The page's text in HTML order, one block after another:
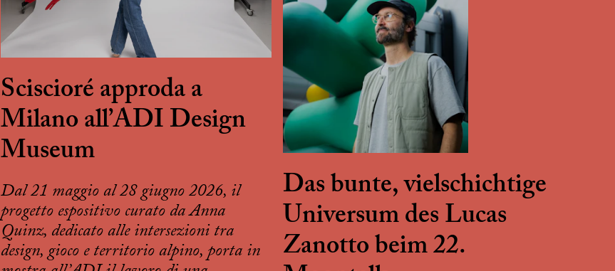
Sciscioré approda a
Milano all’ADI Design
Museum
Dal 21 maggio al 28 giugno 2026, il
progetto espositivo curato da Anna
Quinz, dedicato alle intersezioni tra
design, gioco e territorio alpino, porta in
Das bunte, vielschichtige
Universum des Lucas
Zanotto beim 22.